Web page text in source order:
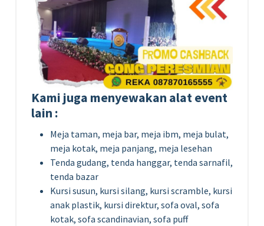
Kami juga menyewakan alat event
lain :
Meja taman, meja bar, meja ibm, meja bulat,
meja kotak, meja panjang, meja lesehan
Tenda gudang, tenda hanggar, tenda sarnafil,
tenda bazar
Kursi susun, kursi silang, kursi scramble, kursi
anak plastik, kursi direktur, sofa oval, sofa
kotak, sofa scandinavian, sofa puff